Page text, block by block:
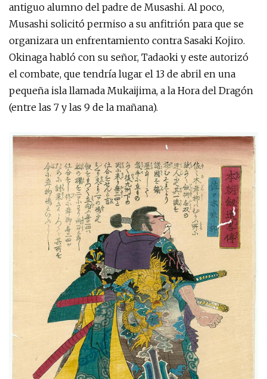
antiguo alumno del padre de Musashi. Al poco,
Musashi solicitó permiso a su anfitrión para que se
organizara un enfrentamiento contra Sasaki Kojiro.
Okinaga habló con su señor, Tadaoki y este autorizó
el combate, que tendría lugar el 13 de abril en una
pequeña isla llamada Mukaijima, a la Hora del Dragón
(entre las 7 y las 9 de la mañana).